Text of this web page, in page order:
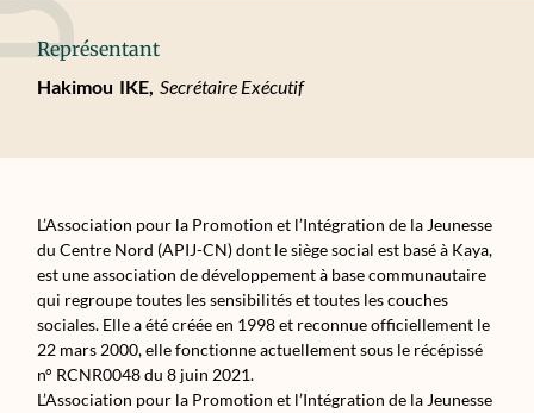
Représentant
Hakimou IKE, Secrétaire Exécutif
L’Association pour la Promotion et l’Intégration de la Jeunesse
du Centre Nord (APIJ-CN) dont le siège social est basé à Kaya,
est une association de développement à base communautaire
qui regroupe toutes les sensibilités et toutes les couches
sociales. Elle a été créée en 1998 et reconnue officiellement le
22 mars 2000, elle fonctionne actuellement sous le récépissé
n° RCNR0048 du 8 juin 2021.
L’Association pour la Promotion et l’Intégration de la Jeunesse